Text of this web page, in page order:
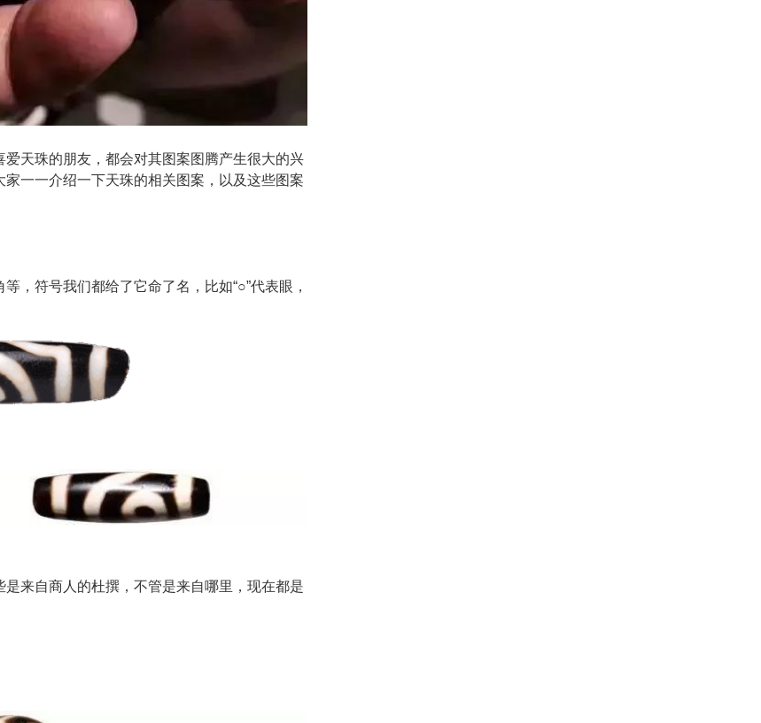
天珠的朋友，都会对其图案图腾产生很大的兴
一一介绍一下天珠的相关图案，以及这些图案
，符号我们都给了它命了名，比如“○”代表眼，
来自商人的杜撰，不管是来自哪里，现在都是